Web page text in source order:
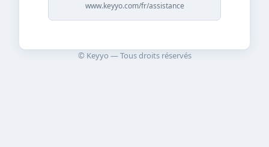
www.keyyo.com/fr/assistance
© Keyyo — Tous droits réservés